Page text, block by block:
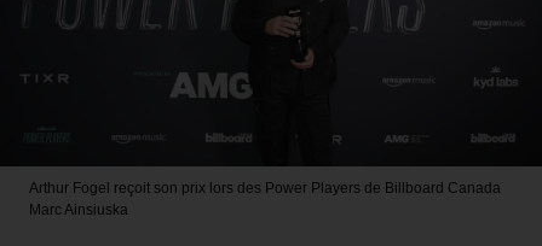
Arthur Fogel reçoit son prix lors des Power Players de Billboard Canada
Marc Ainsiuska